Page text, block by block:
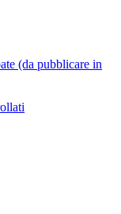
(da pubblicare in